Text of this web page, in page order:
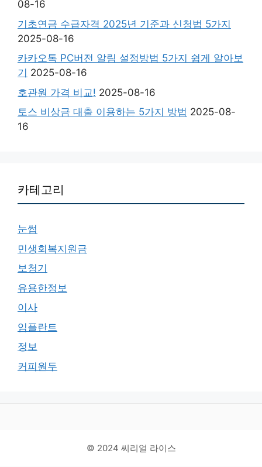
08-16
기초연금 수급자격 2025년 기준과 신청법 5가지
2025-08-16
카카오톡 PC버전 알림 설정방법 5가지 쉽게 알아보
기 2025-08-16
호관원 가격 비교! 2025-08-16
토스 비상금 대출 이용하는 5가지 방법 2025-08-
16
카테고리
눈썹
민생회복지원금
보청기
유용한정보
이사
임플란트
정보
커피원두
© 2024 씨리얼 라이스